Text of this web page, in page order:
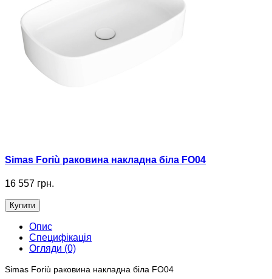
Simas Foriù раковина накладна біла FO04
16 557 грн.
Купити
Опис
Специфікація
Огляди (0)
Simas Foriù раковина накладна біла FO04